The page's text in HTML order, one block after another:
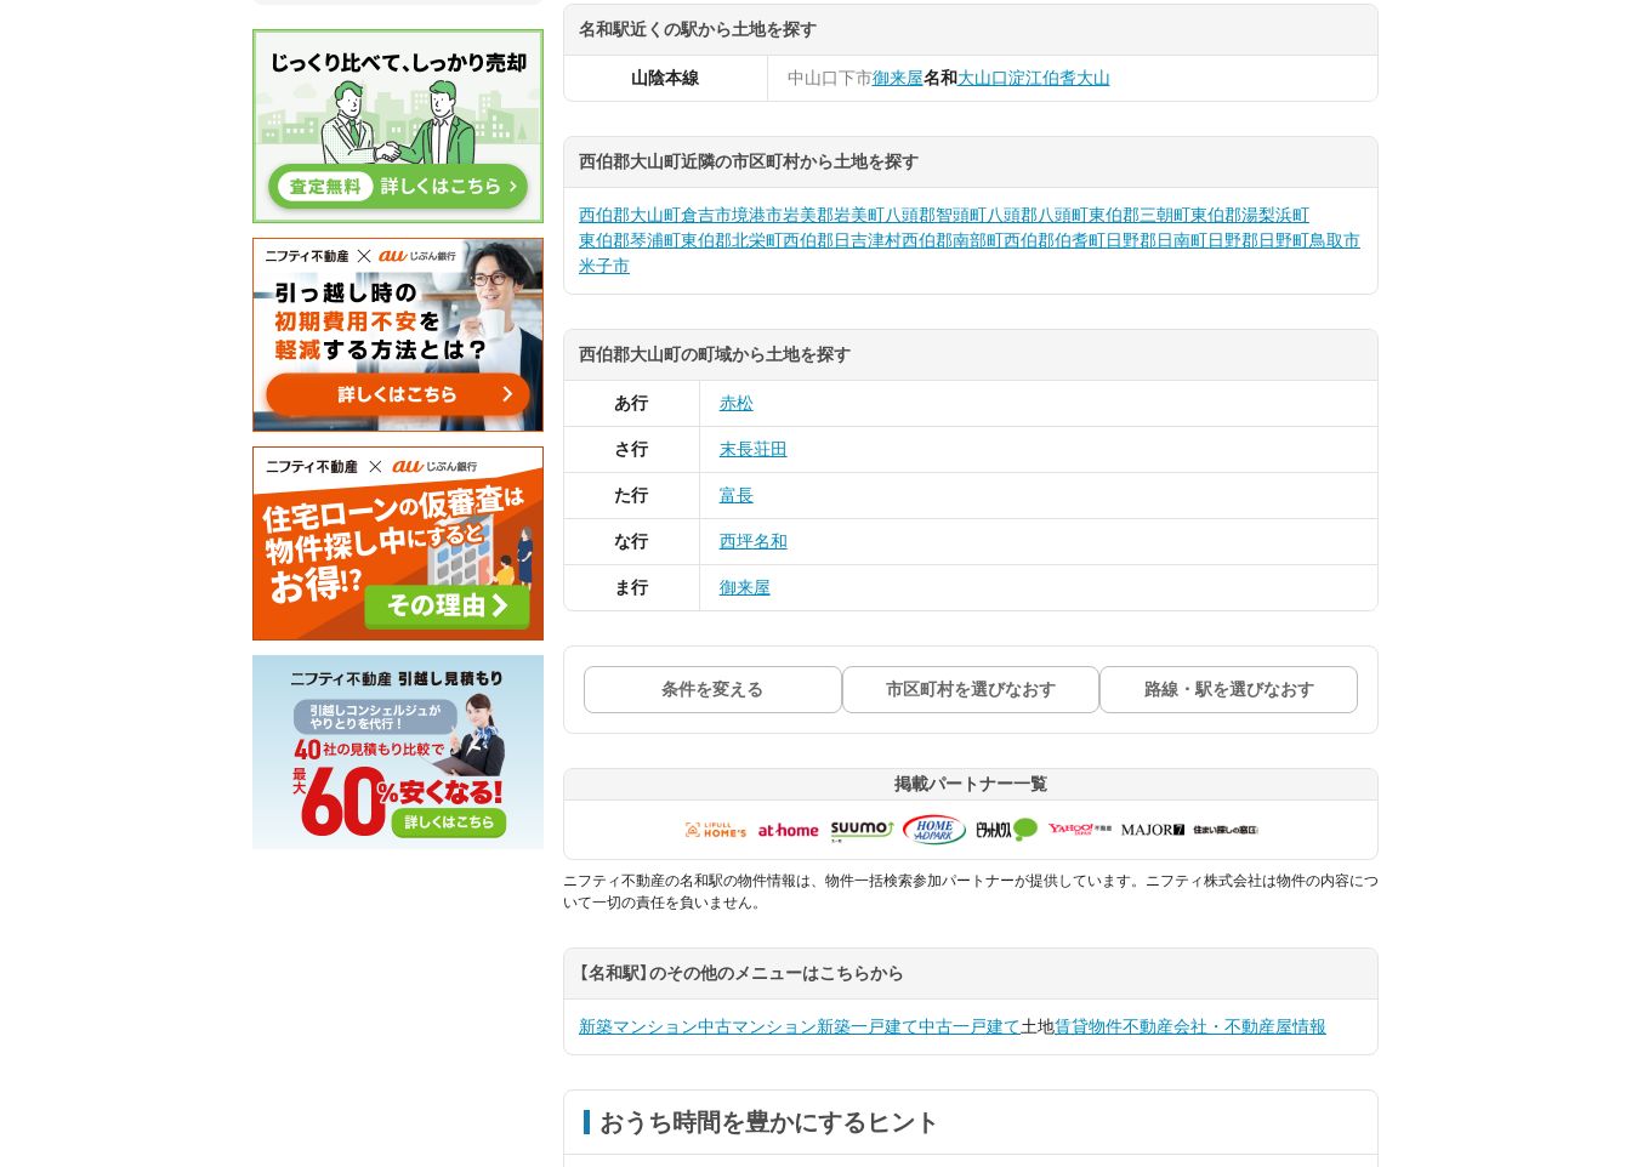
名和駅近くの駅から土地を探す
山陰本線 中山口下市御来屋名和大山口淀江伯耆大山
西伯郡大山町近隣の市区町村から土地を探す
西伯郡大山町倉吉市境港市岩美郡岩美町八頭郡智頭町八頭郡八頭町東伯郡三朝町東伯郡湯梨浜町
東伯郡琴浦町東伯郡北栄町西伯郡日吉津村西伯郡南部町西伯郡伯耆町日野郡日南町日野郡日野町鳥取市
米子市
西伯郡大山町の町域から土地を探す
あ行 赤松
さ行 末長荘田
た行 富長
な行 西坪名和
ま行 御来屋
条件を変える 市区町村を選びなおす 路線・駅を選びなおす
掲載パートナー一覧
ニフティ不動産の名和駅の物件情報は、物件一括検索参加パートナーが提供しています。ニフティ株式会社は物件の内容につ
いて一切の責任を負いません。
【名和駅】のその他のメニューはこちらから
新築マンション中古マンション新築一戸建て中古一戸建て土地賃貸物件不動産会社・不動産屋情報
おうち時間を豊かにするヒント